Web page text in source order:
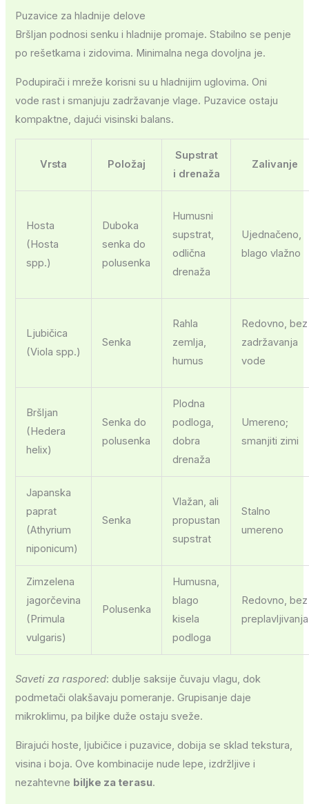
Puzavice za hladnije delove
Bršljan podnosi senku i hladnije promaje. Stabilno se penje
po rešetkama i zidovima. Minimalna nega dovoljna je.
Podupirači i mreže korisni su u hladnijim uglovima. Oni
vode rast i smanjuju zadržavanje vlage. Puzavice ostaju
kompaktne, dajući visinski balans.
Vrsta Položaj
Supstrat
i drenaža
Zalivanje
Hosta
(Hosta
spp.)
Duboka
senka do
polusenka
Humusni
supstrat,
odlična
drenaža
Ujednačeno,
blago vlažno
Ljubičica
(Viola spp.)
Senka
Rahla
zemlja,
humus
Redovno, bez
zadržavanja
vode
Bršljan
(Hedera
helix)
Senka do
polusenka
Plodna
podloga,
dobra
drenaža
Umereno;
smanjiti zimi
Japanska
paprat
(Athyrium
niponicum)
Senka
Vlažan, ali
propustan
supstrat
Stalno
umereno
Zimzelena
jagorčevina
(Primula
vulgaris)
Polusenka
Humusna,
blago
kisela
podloga
Redovno, bez
preplavljivanja
Saveti za raspored: dublje saksije čuvaju vlagu, dok
podmetači olakšavaju pomeranje. Grupisanje daje
mikroklimu, pa biljke duže ostaju sveže.
Birajući hoste, ljubičice i puzavice, dobija se sklad tekstura,
visina i boja. Ove kombinacije nude lepe, izdržljive i
nezahtevne biljke za terasu.